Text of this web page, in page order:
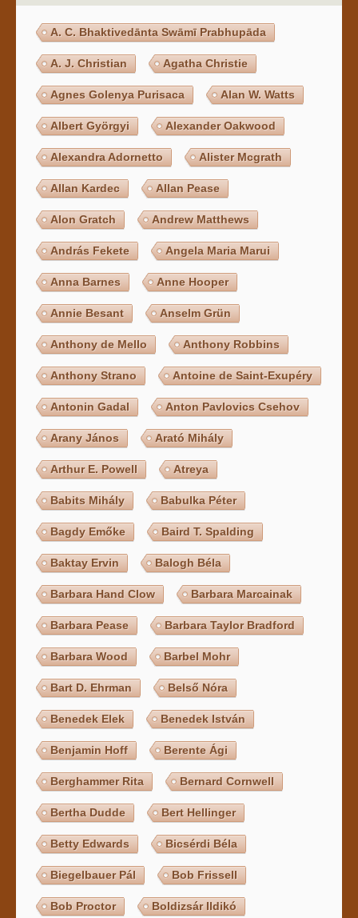
A. C. Bhaktivedānta Swāmī Prabhupāda
A. J. Christian Agatha Christie
Agnes Golenya Purisaca Alan W. Watts
Albert Györgyi Alexander Oakwood
Alexandra Adornetto Alister Mcgrath
Allan Kardec Allan Pease
Alon Gratch Andrew Matthews
András Fekete Angela Maria Marui
Anna Barnes Anne Hooper
Annie Besant Anselm Grün
Anthony de Mello Anthony Robbins
Anthony Strano Antoine de Saint-Exupéry
Antonin Gadal Anton Pavlovics Csehov
Arany János Arató Mihály
Arthur E. Powell Atreya
Babits Mihály Babulka Péter
Bagdy Emőke Baird T. Spalding
Baktay Ervin Balogh Béla
Barbara Hand Clow Barbara Marcainak
Barbara Pease Barbara Taylor Bradford
Barbara Wood Barbel Mohr
Bart D. Ehrman Belső Nóra
Benedek Elek Benedek István
Benjamin Hoff Berente Ági
Berghammer Rita Bernard Cornwell
Bertha Dudde Bert Hellinger
Betty Edwards Bicsérdi Béla
Biegelbauer Pál Bob Frissell
Bob Proctor Boldizsár Ildikó